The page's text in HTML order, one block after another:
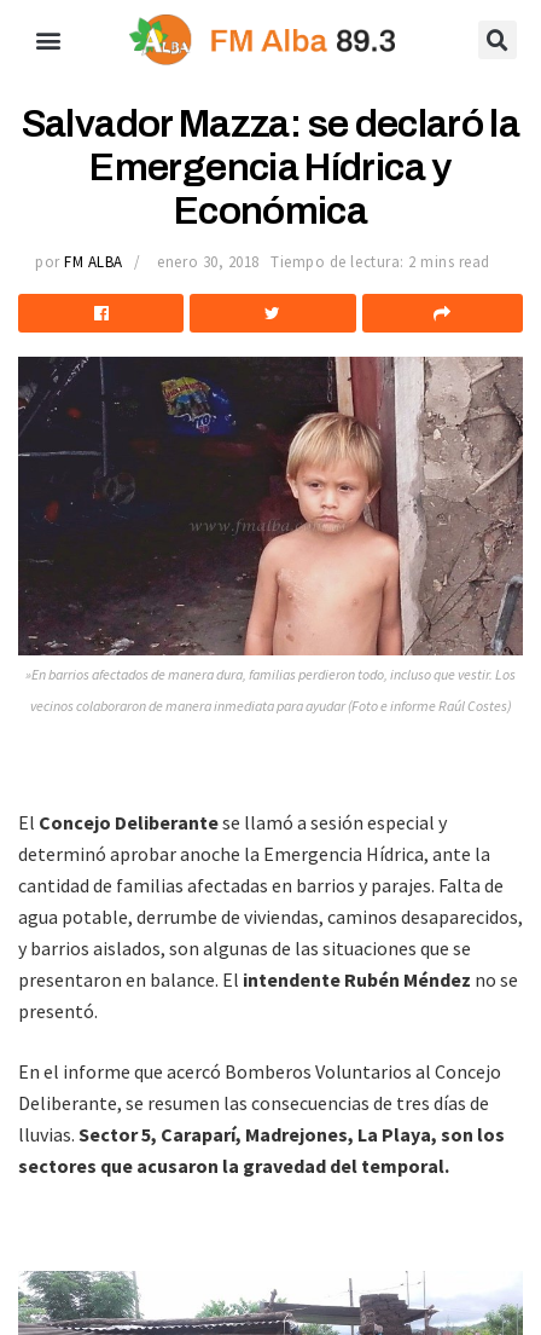
Salvador Mazza: se declaró la
Emergencia Hídrica y
Económica
por FM ALBA enero 30, 2018 Tiempo de lectura: 2 mins read
»En barrios afectados de manera dura, familias perdieron todo, incluso que vestir. Los
vecinos colaboraron de manera inmediata para ayudar (Foto e informe Raúl Costes)
El Concejo Deliberantese llamó a sesión especial y
determinó aprobar anoche la Emergencia Hídrica, ante la
cantidad de familias afectadas en barrios y parajes. Falta de
agua potable, derrumbe de viviendas, caminos desaparecidos,
y barrios aislados, son algunas de las situaciones que se
presentaron en balance. El intendente Rubén Méndez no se
presentó.
En el informe que acercó Bomberos Voluntarios al Concejo
Deliberante, se resumen las consecuencias de tres días de
lluvias. Sector 5, Caraparí, Madrejones, La Playa, son los
sectores que acusaron la gravedad del temporal.